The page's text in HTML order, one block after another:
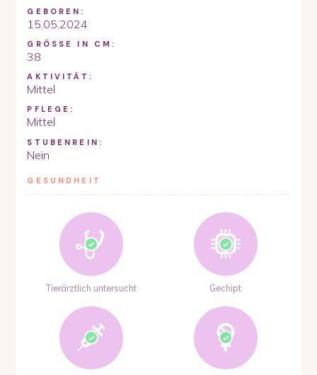
GEBOREN:
15.05.2024
GRÖSSE IN CM:
38
AKTIVITÄT:
Mittel
PFLEGE:
Mittel
STUBENREIN:
Nein
GESUNDHEIT
Tierärztlich untersucht Gechipt